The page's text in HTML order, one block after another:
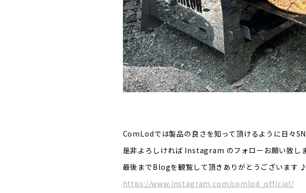
ComLodでは製品の良さを知って頂けるように日々
是非よろしければ Instagram のフォローお願い致し
最後までBlogを観覧して頂きありがとうございます ♪
https://www.instagram.com/comlod_official/